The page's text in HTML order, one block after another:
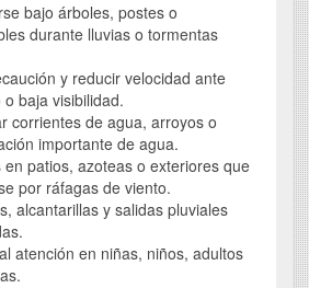
bajo árboles, postes o
durante lluvias o tormentas
y reducir velocidad ante
baja visibilidad.
corrientes de agua, arroyos o
importante de agua.
patios, azoteas o exteriores que
por ráfagas de viento.
alcantarillas y salidas pluviales
atención en niñas, niños, adultos